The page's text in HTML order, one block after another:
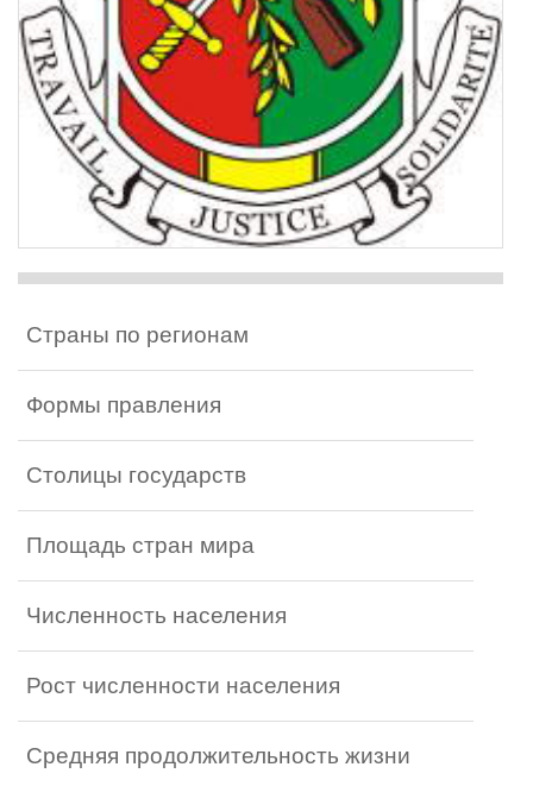
Страны по регионам
Формы правления
Столицы государств
Площадь стран мира
Численность населения
Рост численности населения
Средняя продолжительность жизни